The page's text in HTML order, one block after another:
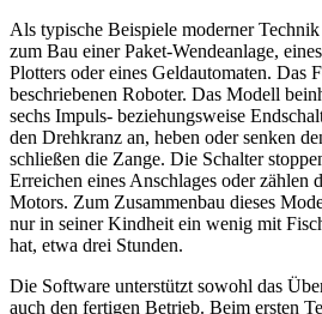
Als typische Beispiele moderner
zum Bau einer Paket-Wendeanlage,
Plotters oder eines Geldautomaten. Das
beschriebenen Roboter. Das Modell
sechs Impuls- beziehungsweise
den Drehkranz an, heben oder senken
schließen die Zange. Die Schalter
Erreichen eines Anschlages oder zählen
Motors. Zum Zusammenbau dieses
nur in seiner Kindheit ein wenig mit
hat, etwa drei Stunden.
Die Software unterstützt sowohl das
auch den fertigen Betrieb. Beim ersten